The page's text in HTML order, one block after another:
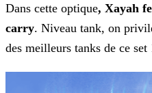
Dans cette optique, Xayah
carry. Niveau tank, on
des meilleurs tanks de ce set